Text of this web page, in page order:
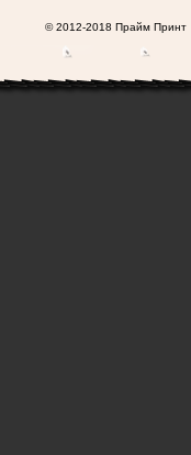
© 2012-2018 Прайм